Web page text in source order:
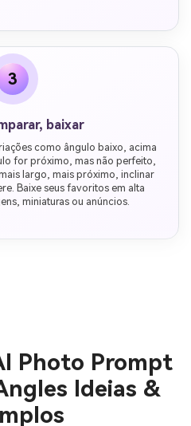
3
baixar
como ângulo baixo, acima
for próximo, mas não perfeito,
largo, mais próximo, inclinar
Baixe seus favoritos em alta
miniaturas ou anúncios.
Photo Prompt
Ideias &